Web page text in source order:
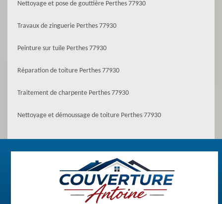
Nettoyage et pose de gouttière Perthes 77930
Travaux de zinguerie Perthes 77930
Peinture sur tuile Perthes 77930
Réparation de toiture Perthes 77930
Traitement de charpente Perthes 77930
Nettoyage et démoussage de toiture Perthes 77930